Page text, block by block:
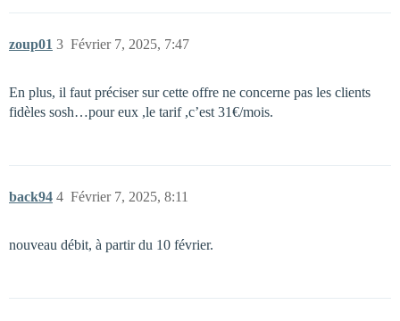
zoup01 Février 7, 2025, 7:47
3
En plus, il faut préciser sur cette offre ne concerne pas les clients
fidèles sosh…pour eux ,le tarif ,c’est 31€/mois.
back94 Février 7, 2025, 8:11
4
nouveau débit, à partir du 10 février.